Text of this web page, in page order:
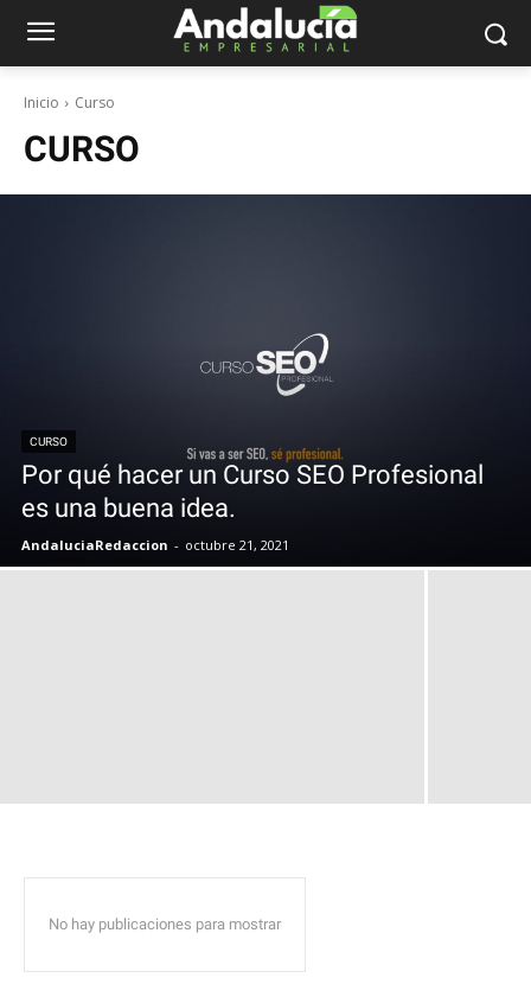
Inicio Curso
CURSO
CURSO
Por qué hacer un Curso SEO Profesional
es una buena idea.
AndaluciaRedaccion - octubre 21, 2021
No hay publicaciones para mostrar